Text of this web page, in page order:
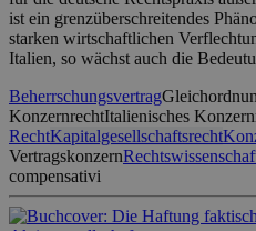
ist ein grenzüberschreitendes
starken wirtschaftlichen
Italien, so wächst auch die
Beherrschungsvertrag
KonzernrechtItalienisches
RechtKapitalgesellschaftsrecht
Vertragskonzern
compensativi